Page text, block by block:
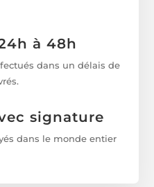
à 48h
dans un délais de
signature
dans le monde entier